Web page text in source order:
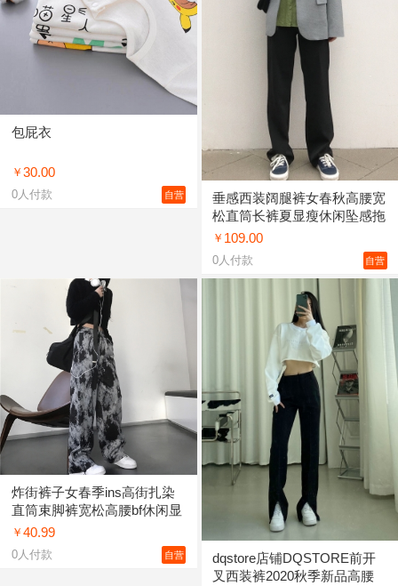
包屁衣
￥ 30.00
0人付款 自营
垂感西装阔腿裤女春秋高腰宽
松直筒长裤夏显瘦休闲坠感拖
地裤子女 黑色，酒红色
XS,S,M,L,XL
￥ 109.00
0人付款 自营
炸街裤子女春季ins高街扎染
直筒束脚裤宽松高腰bf休闲显
瘦长裤潮 图片色 s,m,l
￥ 40.99
0人付款 自营
dqstore店铺DQSTORE前开
叉西装裤2020秋季新品高腰